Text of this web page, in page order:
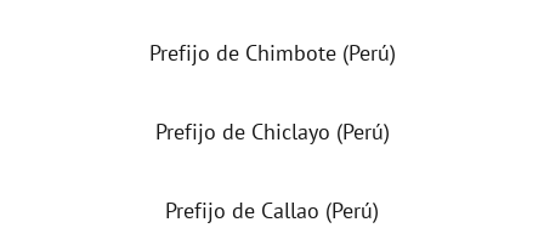
Prefijo de Chimbote (Perú)
Prefijo de Chiclayo (Perú)
Prefijo de Callao (Perú)